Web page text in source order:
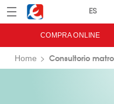
Menú Eroski
COMPRA ONLINE
Home Consultorio